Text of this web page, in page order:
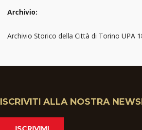
Archivio:
Archivio Storico della Città di Torino UPA
ISCRIVITI ALLA NOSTRA